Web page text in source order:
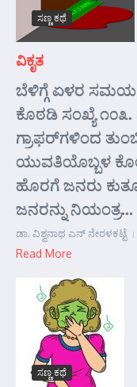
ಸಣ್ಣ ಕಥೆ
ವಿಕೃತ
ಬೆಳಿಗ್ಗೆ ಏಳರ
ಕೊಠಡಿ ಸಂಖ್ಯೆ
ಗ್ರಾಫರ್‌ಗಳಿಂದ
ಯುವತಿಯೊಬ್ಬಳ
ಹೊರಗೆ ಜನರು
ಜನರನ್ನು ನಿಯಂತ್ರ...
ಡಾ. ವಿಶ್ವನಾಥ ಎನ್ ನೇರಳಕಟ್ಟೆ
Read More
ಸಣ್ಣ ಕಥೆ